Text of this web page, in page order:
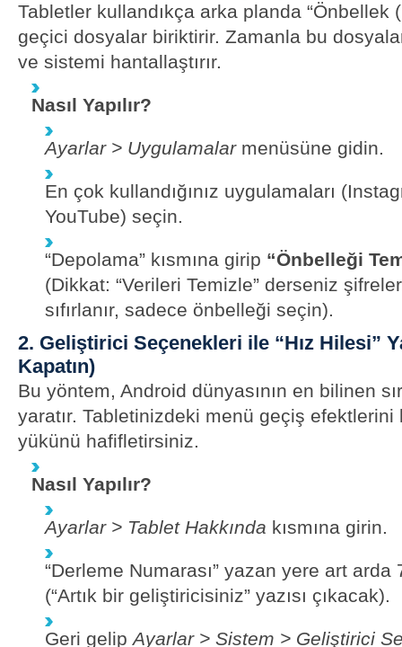
Tabletler kullandıkça arka planda “Önbellek
geçici dosyalar biriktirir. Zamanla bu
ve sistemi hantallaştırır.
Nasıl Yapılır?
Ayarlar > Uygulamalarmenüsüne gidin.
En çok kullandığınız uygulamaları
YouTube) seçin.
“Depolama” kısmına girip “Önbelleği
(Dikkat: “Verileri Temizle” derseniz
sıfırlanır, sadece önbelleği seçin).
2. Geliştirici Seçenekleri ile “Hız Hilesi”
Kapatın)
Bu yöntem, Android dünyasının en bilinen
yaratır. Tabletinizdeki menü geçiş
yükünü hafifletirsiniz.
Nasıl Yapılır?
Ayarlar > Tablet Hakkında kısmına girin.
“Derleme Numarası” yazan yere art arda
(“Artık bir geliştiricisiniz” yazısı çıkacak).
Geri gelipAyarlar > Sistem > Geliştirici